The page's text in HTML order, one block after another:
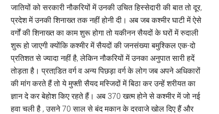
जातियों को सरकारी नौकरियों में उनकी उचित हिस्सेदारी की बात तो दूर,
प्रदेश में उनकी शिनाख्त तक नहीं होनी दी। अब जब कश्मीर घाटी में ऐसे
वर्गों की शिनाख्त का काम शुरू होगा तो यकीनन सैयदों के घरों में रुदाली
शुरू हो जाएगी क्योंकि कश्मीर में सैयदों की जनसंख्या बमुश्किल एक-दो
प्रतिशत से ज्यादा नहीं है, लेकिन नौकरियों में उनका अनुपात सारी हदें
तोड़ता है। प्रताडि़त वर्ग व अन्य पिछड़ा वर्ग के लोग जब अपने अधिकारों
की मांग करते हैं तो ये मुफ्ती सैयद मस्जिदों में बिठा कर उन्हें शरीयत का
ज्ञान दे कर बेहोश किए रहते हैं। अब 370 खत्म होने से कश्मीर में जो नई
हवा चली है , उसने 70 साल से बंद मकान के दरवाजे खोल दिए हैं और